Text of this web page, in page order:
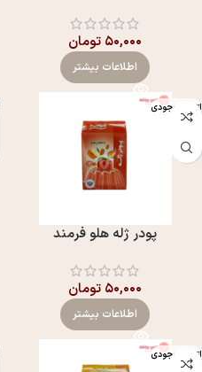
۵۰,۰۰۰ تومان
اطلاعات بیشتر
اتمام موجودی
پودر ژله هلو فرمند
۵۰,۰۰۰ تومان
اطلاعات بیشتر
اتمام موجودی